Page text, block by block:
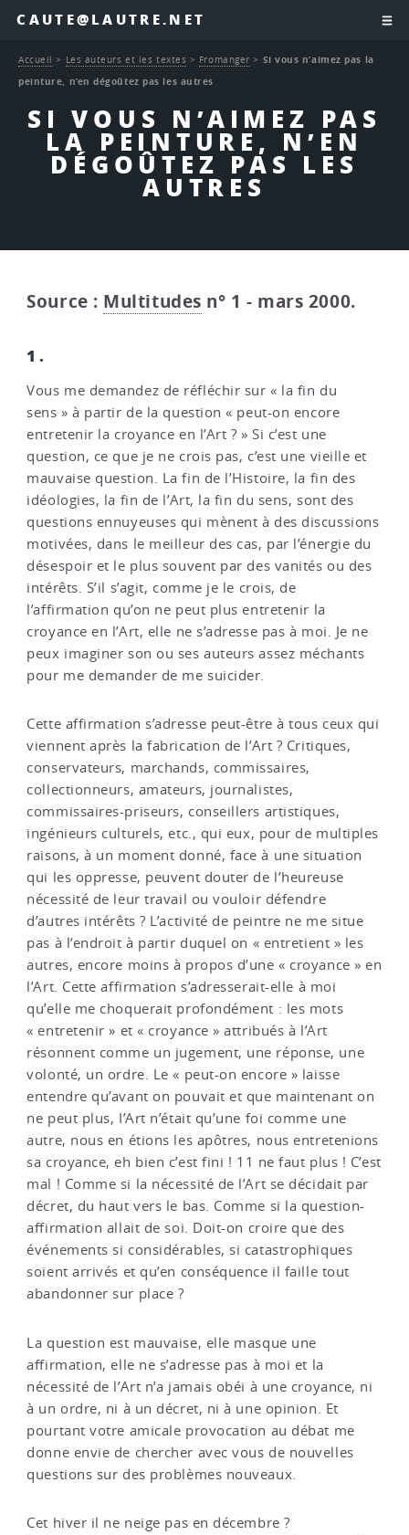
CAUTE@LAUTRE.NET
SI VOUS N’AIMEZ PAS
LA PEINTURE, N’EN
DÉGOÛTEZ PAS LES
AUTRES
Accueil > Les auteurs et les textes > Fromanger > Si vous n’aimez pas la
peinture, n’en dégoûtez pas les autres
Source : Multitudes n° 1 - mars 2000.
1.
Vous me demandez de réfléchir sur « la fin du
sens » à partir de la question « peut-on encore
entretenir la croyance en l’Art ? » Si c’est une
question, ce que je ne crois pas, c’est une vieille et
mauvaise question. La fin de l’Histoire, la fin des
idéologies, la fin de l’Art, la fin du sens, sont des
questions ennuyeuses qui mènent à des discussions
motivées, dans le meilleur des cas, par l’énergie du
désespoir et le plus souvent par des vanités ou des
intérêts. S’il s’agit, comme je le crois, de
l’affirmation qu’on ne peut plus entretenir la
croyance en l’Art, elle ne s’adresse pas à moi. Je ne
peux imaginer son ou ses auteurs assez méchants
pour me demander de me suicider.
Cette affirmation s’adresse peut-être à tous ceux qui
viennent après la fabrication de l’Art ? Critiques,
conservateurs, marchands, commissaires,
collectionneurs, amateurs, journalistes,
commissaires-priseurs, conseillers artistiques,
ingénieurs culturels, etc., qui eux, pour de multiples
raisons, à un moment donné, face à une situation
qui les oppresse, peuvent douter de l’heureuse
nécessité de leur travail ou vouloir défendre
d’autres intérêts ? L’activité de peintre ne me situe
pas à l’endroit à partir duquel on « entretient » les
autres, encore moins à propos d’une « croyance » en
l’Art. Cette affirmation s’adresserait-elle à moi
qu’elle me choquerait profondément : les mots
« entretenir » et « croyance » attribués à l’Art
résonnent comme un jugement, une réponse, une
volonté, un ordre. Le « peut-on encore » laisse
entendre qu’avant on pouvait et que maintenant on
ne peut plus, I’Art n’était qu’une foi comme une
autre, nous en étions les apôtres, nous entretenions
sa croyance, eh bien c’est fini ! 11 ne faut plus ! C’est
mal ! Comme si la nécessité de l’Art se décidait par
décret, du haut vers le bas. Comme si la question-
affirmation allait de soi. Doit-on croire que des
événements si considérables, si catastrophiques
soient arrivés et qu’en conséquence il faille tout
abandonner sur place ?
La question est mauvaise, elle masque une
affirmation, elle ne s’adresse pas à moi et la
nécessité de l’Art n’a jamais obéi à une croyance, ni
à un ordre, ni à un décret, ni à une opinion. Et
pourtant votre amicale provocation au débat me
donne envie de chercher avec vous de nouvelles
questions sur des problèmes nouveaux.
Cet hiver il ne neige pas en décembre ?